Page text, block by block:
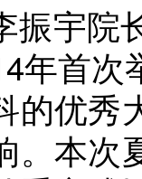
宇院
年首
的优秀
。本次